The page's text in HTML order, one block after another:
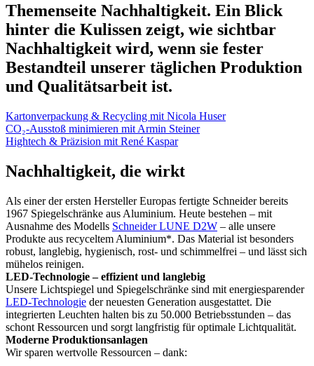
Themenseite Nachhaltigkeit. Ein Blick
hinter die Kulissen zeigt, wie sichtbar
Nachhaltigkeit wird, wenn sie fester
Bestandteil unserer täglichen Produktion
und Qualitätsarbeit ist.
Kartonverpackung & Recycling mit Nicola Huser
CO₂-Ausstoß minimieren mit Armin Steiner
Hightech & Präzision mit René Kaspar
Nachhaltigkeit, die wirkt
Als einer der ersten Hersteller Europas fertigte Schneider bereits
1967 Spiegelschränke aus Aluminium. Heute bestehen – mit
Ausnahme des Modells Schneider LUNE D2W – alle unsere
Produkte aus recyceltem Aluminium*. Das Material ist besonders
robust, langlebig, hygienisch, rost- und schimmelfrei – und lässt sich
mühelos reinigen.
LED-Technologie – effizient und langlebig
Unsere Lichtspiegel und Spiegelschränke sind mit energiesparender
LED-Technologie der neuesten Generation ausgestattet. Die
integrierten Leuchten halten bis zu 50.000 Betriebsstunden – das
schont Ressourcen und sorgt langfristig für optimale Lichtqualität.
Moderne Produktionsanlagen
Wir sparen wertvolle Ressourcen – dank: